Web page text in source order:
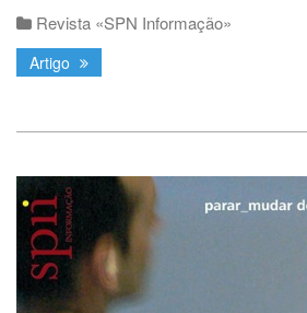
Revista «SPN Informação»
Artigo